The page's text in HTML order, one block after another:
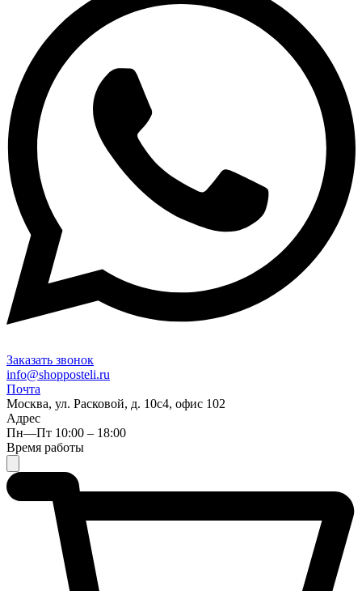
Заказать звонок
info@shopposteli.ru
Почта
Москва, ул. Расковой, д. 10с4, офис 102
Адрес
Пн—Пт 10:00 – 18:00
Время работы